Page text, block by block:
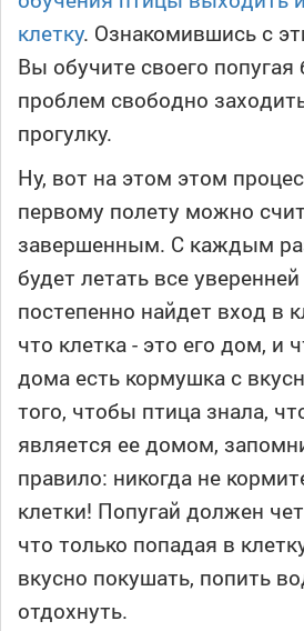
клетку. Ознакомившись с
Вы обучите своего попугая
проблем свободно
прогулку.
Ну, вот на этом этом
первому полету можно
завершенным. С каждым
будет летать все
постепенно найдет вход в
что клетка - это его дом, и
дома есть кормушка с
того, чтобы птица знала,
является ее домом,
правило: никогда не
клетки! Попугай должен
что только попадая в
вкусно покушать, попить
отдохнуть.